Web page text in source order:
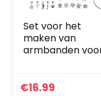
Set voor het
maken van
armbanden
parels voor
€16.99